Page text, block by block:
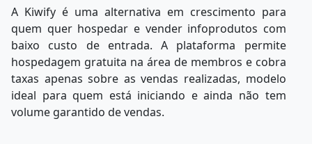
A Kiwify é uma alternativa em crescimento para
quem quer hospedar e vender infoprodutos com
baixo
custo de entrada. A plataforma
permite
hospedagem gratuita na área de membros e cobra
taxas apenas sobre as vendas realizadas, modelo
ideal para quem está iniciando e ainda não tem
volume garantido de vendas.